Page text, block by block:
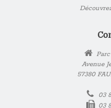
Avenue
57380
03
03